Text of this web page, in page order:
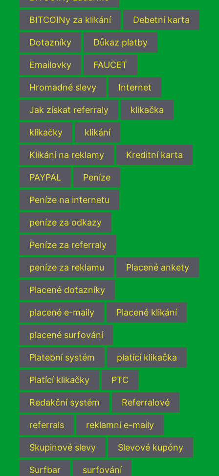
BITCOINy za klikání Debetní karta
Dotazníky Důkaz platby
Emailovky FAUCET
Hromadné slevy Internet
Jak získat referraly klikačka
klikačky klikání
Klikání na reklamy Kreditní karta
PAYPAL Peníze
Peníze na internetu
peníze za odkazy
Peníze za referraly
peníze za reklamu Placené ankety
Placené dotazníky
placené e-maily Placené klikání
placené surfování
Platební systém platící klikačka
Platící klikačky PTC
Redakční systém Referralové
referrals reklamní e-maily
Skupinové slevy Slevové kupóny
Surfbar surfování